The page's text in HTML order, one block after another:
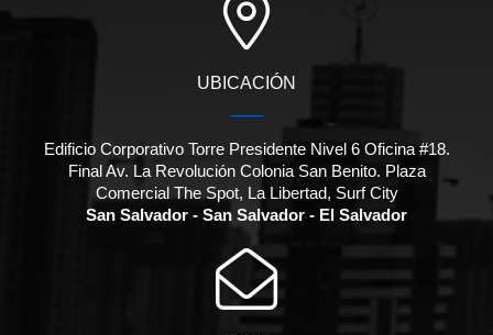
UBICACIÓN
Edificio Corporativo Torre Presidente Nivel 6 Oficina #18.
Final Av. La Revolución Colonia San Benito. Plaza
Comercial The Spot, La Libertad, Surf City
San Salvador - San Salvador - El Salvador